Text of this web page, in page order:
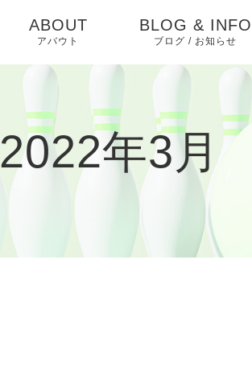
ABOUT
アバウト
BLOG & INFO
ブログ / お知らせ
お知らせ
ピックアップ
イベントカレンダー
2022年3月